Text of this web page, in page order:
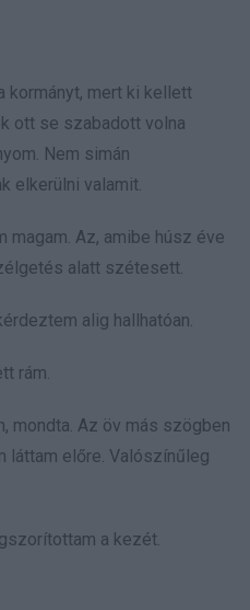
kormányt, mert ki kellett
ott se szabadott volna
Nem simán
elkerülni valamit.
magam. Az, amibe húsz éve
alatt szétesett.
alig hallhatóan.
rám.
mondta. Az öv más szögben
láttam előre. Valószínűleg
a kezét.